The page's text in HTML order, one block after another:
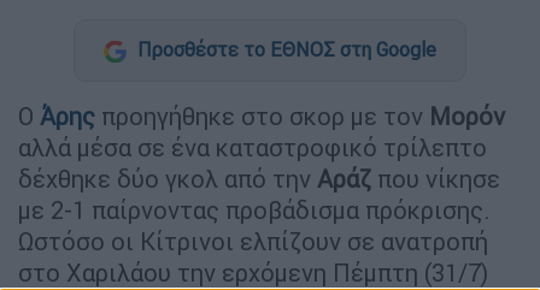
Προσθέστε το ΕΘΝΟΣ στη Google
Ο Άρης προηγήθηκε στο σκορ με τον Μορόν
αλλά μέσα σε ένα καταστροφικό τρίλεπτο
δέχθηκε δύο γκολ από την Αράζ που νίκησε
με 2-1 παίρνοντας προβάδισμα πρόκρισης.
Ωστόσο οι Κίτρινοι ελπίζουν σε ανατροπή
στο Χαριλάου την ερχόμενη Πέμπτη (31/7)